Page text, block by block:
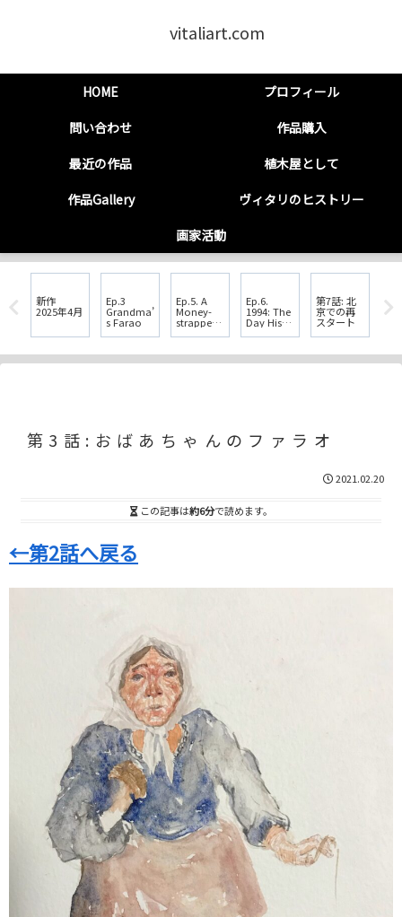
vitaliart.com
HOME
プロフィール
問い合わせ
作品購入
最近の作品
植木屋として
作品Gallery
ヴィタリのヒストリー
画家活動
新作
2025年4月
Ep.3
Grandma’
s Farao
Ep.5. A
Money-
strapped
Ep.6.
1994: The
Day His
Shattered
第7話: 北
京での再
スタート
第
が
第3話:おばあちゃんのファラオ
2021.02.20
この記事は約6分で読めます。
←第2話へ戻る